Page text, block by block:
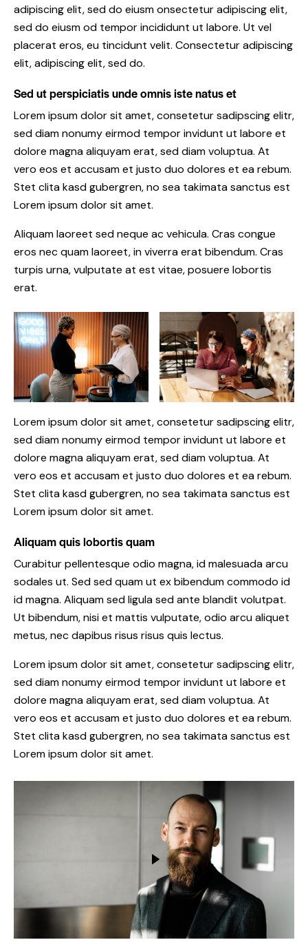
adipiscing elit, sed do eiusm onsectetur adipiscing elit,
sed do eiusm od tempor incididunt ut labore. Ut vel
placerat eros, eu tincidunt velit. Consectetur adipiscing
elit, adipiscing elit, sed do.
Sed ut perspiciatis unde omnis iste natus et
Lorem ipsum dolor sit amet, consetetur sadipscing elitr,
sed diam nonumy eirmod tempor invidunt ut labore et
dolore magna aliquyam erat, sed diam voluptua. At
vero eos et accusam et justo duo dolores et ea rebum.
Stet clita kasd gubergren, no sea takimata sanctus est
Lorem ipsum dolor sit amet.
Aliquam laoreet sed neque ac vehicula. Cras congue
eros nec quam laoreet, in viverra erat bibendum. Cras
turpis urna, vulputate at est vitae, posuere lobortis
erat.
Lorem ipsum dolor sit amet, consetetur sadipscing elitr,
sed diam nonumy eirmod tempor invidunt ut labore et
dolore magna aliquyam erat, sed diam voluptua. At
vero eos et accusam et justo duo dolores et ea rebum.
Stet clita kasd gubergren, no sea takimata sanctus est
Lorem ipsum dolor sit amet.
Aliquam quis lobortis quam
Curabitur pellentesque odio magna, id malesuada arcu
sodales ut. Sed sed quam ut ex bibendum commodo id
id magna. Aliquam sed ligula sed ante blandit volutpat.
Ut bibendum, nisi et mattis vulputate, odio arcu aliquet
metus, nec dapibus risus risus quis lectus.
Lorem ipsum dolor sit amet, consetetur sadipscing elitr,
sed diam nonumy eirmod tempor invidunt ut labore et
dolore magna aliquyam erat, sed diam voluptua. At
vero eos et accusam et justo duo dolores et ea rebum.
Stet clita kasd gubergren, no sea takimata sanctus est
Lorem ipsum dolor sit amet.